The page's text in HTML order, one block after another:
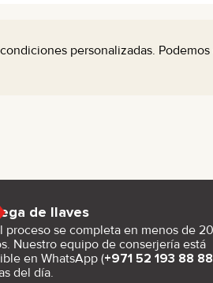
personalizadas.
de llaves
proceso se completa en menos de 20
Nuestro equipo de conserjería está
en WhatsApp (+971 52 193 88 88
del día.